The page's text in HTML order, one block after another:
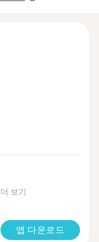
더 보기
앱 다운로드